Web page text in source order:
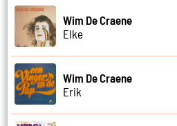
Wim De Craene
Elke
Wim De Craene
Erik